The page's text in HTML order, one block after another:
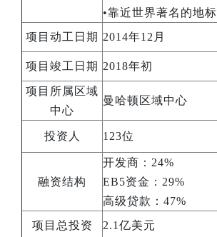
•靠近世界著名的地标
项目动工日期 2014年12月
项目竣工日期 2018年初
项目所属区域
中心
曼哈顿区域中心
投资人 123位
融资结构
开发商：24%
EB5资金：29%
高级贷款：47%
项目总投资
2.1亿美元